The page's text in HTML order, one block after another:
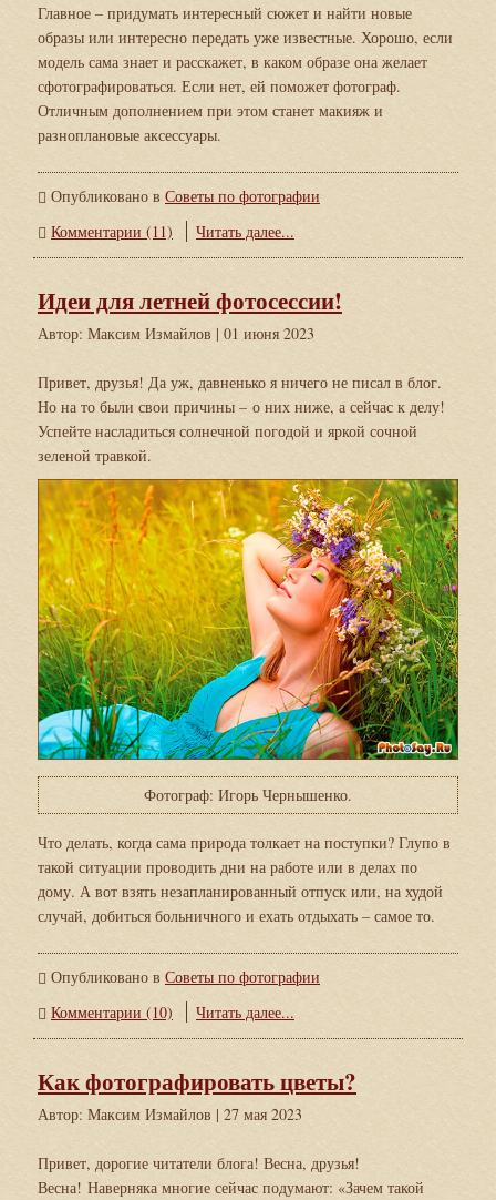
Главное – придумать интересный сюжет и найти новые
образы или интересно передать уже известные. Хорошо, если
модель сама знает и расскажет, в каком образе она желает
сфотографироваться. Если нет, ей поможет фотограф.
Отличным дополнением при этом станет макияж и
разноплановые аксессуары.
Опубликовано в Советы по фотографии
Комментарии (11)
Читать далее...
Идеи для летней фотосессии!
Автор: Максим Измайлов | 01 июня 2023
Привет, друзья! Да уж, давненько я ничего не писал в блог.
Но на то были свои причины – о них ниже, а сейчас к делу!
Успейте насладиться солнечной погодой и яркой сочной
зеленой травкой.
Фотограф: Игорь Чернышенко.
Что делать, когда сама природа толкает на поступки? Глупо в
такой ситуации проводить дни на работе или в делах по
дому. А вот взять незапланированный отпуск или, на худой
случай, добиться больничного и ехать отдыхать – самое то.
Опубликовано в Советы по фотографии
Комментарии (10)
Читать далее...
Как фотографировать цветы?
Автор: Максим Измайлов | 27 мая 2023
Привет, дорогие читатели блога! Весна, друзья!
Весна! Наверняка многие сейчас подумают: «Зачем такой